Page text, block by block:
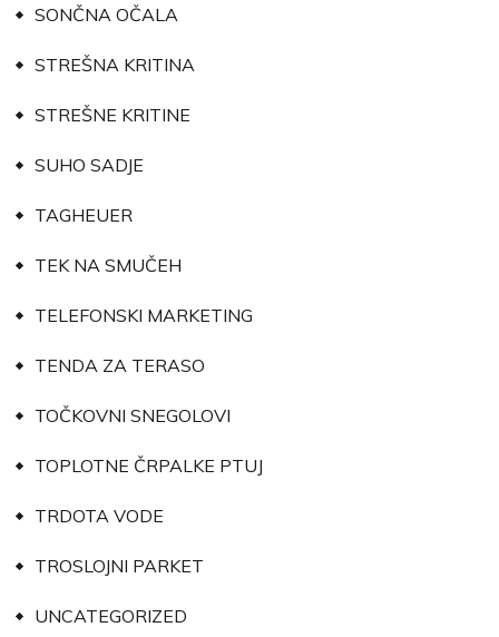
SONČNA OČALA
STREŠNA KRITINA
STREŠNE KRITINE
SUHO SADJE
TAGHEUER
TEK NA SMUČEH
TELEFONSKI MARKETING
TENDA ZA TERASO
TOČKOVNI SNEGOLOVI
TOPLOTNE ČRPALKE PTUJ
TRDOTA VODE
TROSLOJNI PARKET
UNCATEGORIZED